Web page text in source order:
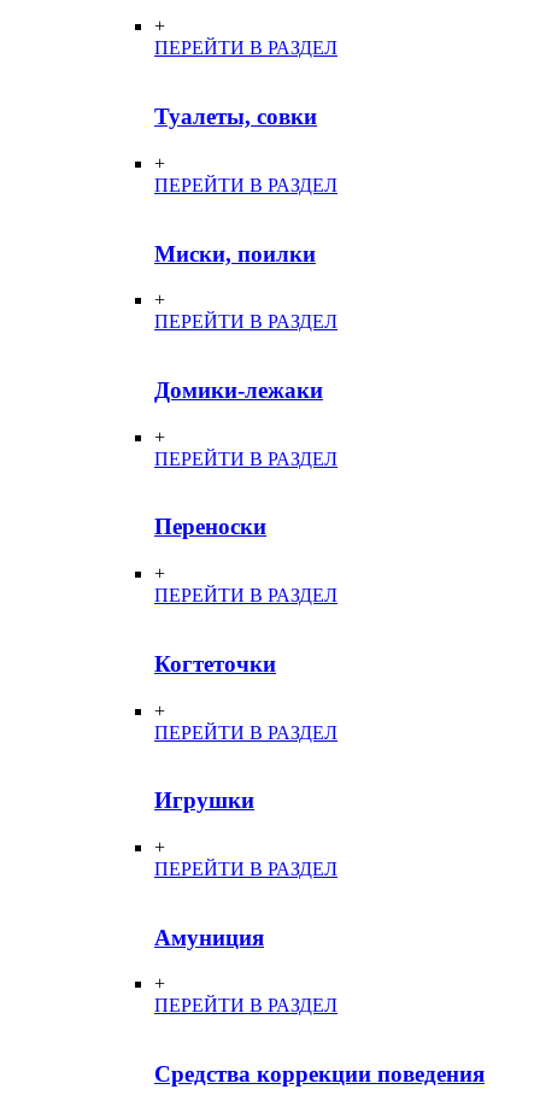
+
ПЕРЕЙТИ В РАЗДЕЛ
Туалеты, совки
+
ПЕРЕЙТИ В РАЗДЕЛ
Миски, поилки
+
ПЕРЕЙТИ В РАЗДЕЛ
Домики-лежаки
+
ПЕРЕЙТИ В РАЗДЕЛ
Переноски
+
ПЕРЕЙТИ В РАЗДЕЛ
Когтеточки
+
ПЕРЕЙТИ В РАЗДЕЛ
Игрушки
+
ПЕРЕЙТИ В РАЗДЕЛ
Амуниция
+
ПЕРЕЙТИ В РАЗДЕЛ
Средства коррекции поведения